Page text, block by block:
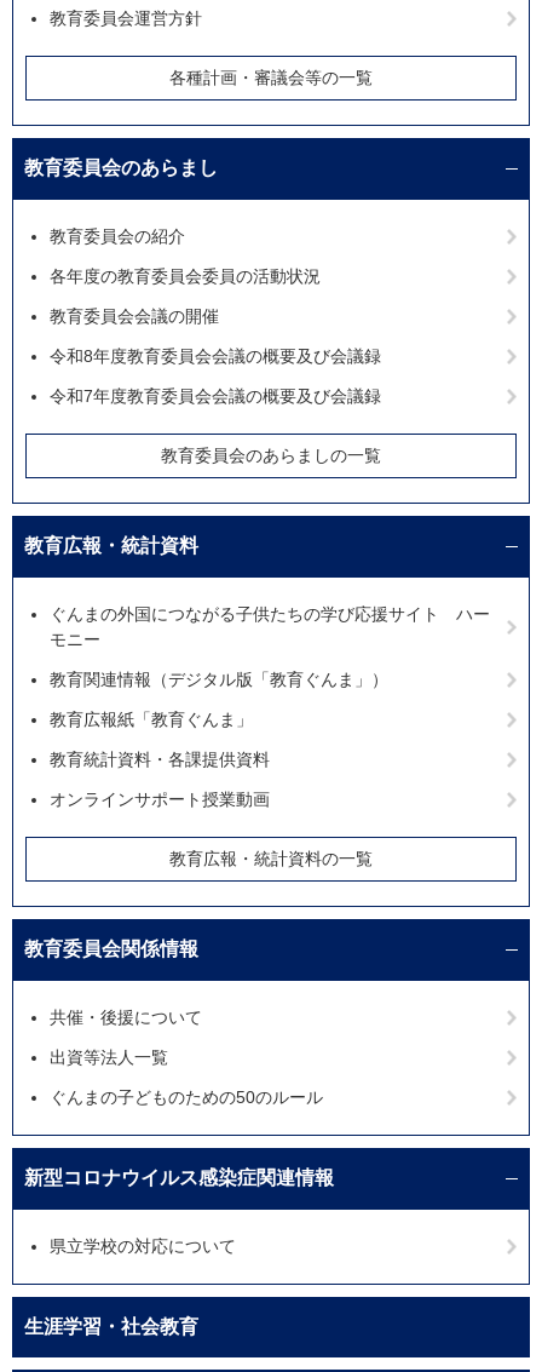
教育委員会運営方針
各種計画・審議会等の一覧
教育委員会のあらまし
教育委員会の紹介
各年度の教育委員会委員の活動状況
教育委員会会議の開催
令和8年度教育委員会会議の概要及び会議録
令和7年度教育委員会会議の概要及び会議録
教育委員会のあらましの一覧
教育広報・統計資料
ぐんまの外国につながる子供たちの学び応援サイト ハー
モニー
教育関連情報（デジタル版「教育ぐんま」）
教育広報紙「教育ぐんま」
教育統計資料・各課提供資料
オンラインサポート授業動画
教育広報・統計資料の一覧
教育委員会関係情報
共催・後援について
出資等法人一覧
ぐんまの子どものための50のルール
新型コロナウイルス感染症関連情報
県立学校の対応について
生涯学習・社会教育